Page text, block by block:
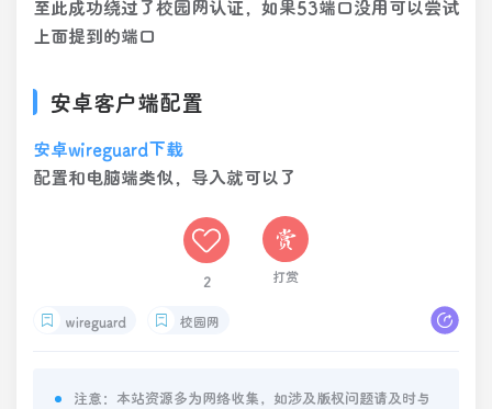
至此成功绕过了校园网认证，如果53端口没用可以尝试
上面提到的端口
安卓客户端配置
安卓wireguard下载
配置和电脑端类似，导入就可以了
2 打赏
wireguard 校园网
注意：本站资源多为网络收集，如涉及版权问题请及时与